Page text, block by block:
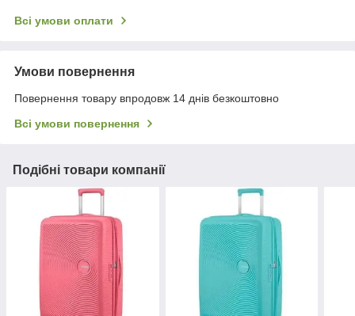
Всі умови оплати
Умови повернення
Повернення товару впродовж 14 днів безкоштовно
Всі умови повернення
Подібні товари компанії